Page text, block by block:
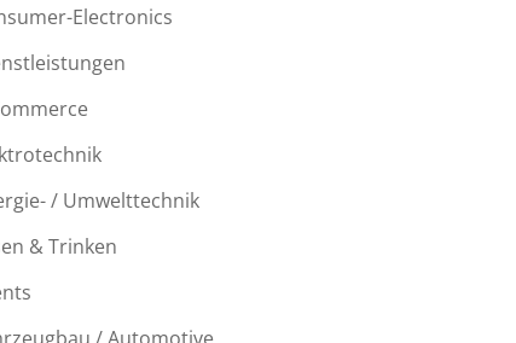
Electronics
/ Umwelttechnik
& Trinken